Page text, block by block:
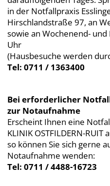
in der Notfallpraxis
Hirschlandstraße 97, an
sowie an Wochenend-
Uhr
(Hausbesuche werden
Tel: 0711 / 1363400
Bei erforderlicher
zur Notaufnahme
Erscheint Ihnen eine
KLINIK OSTFILDERN-
so können Sie sich gerne
Notaufnahme wenden:
Tel: 0711 / 4488-16723